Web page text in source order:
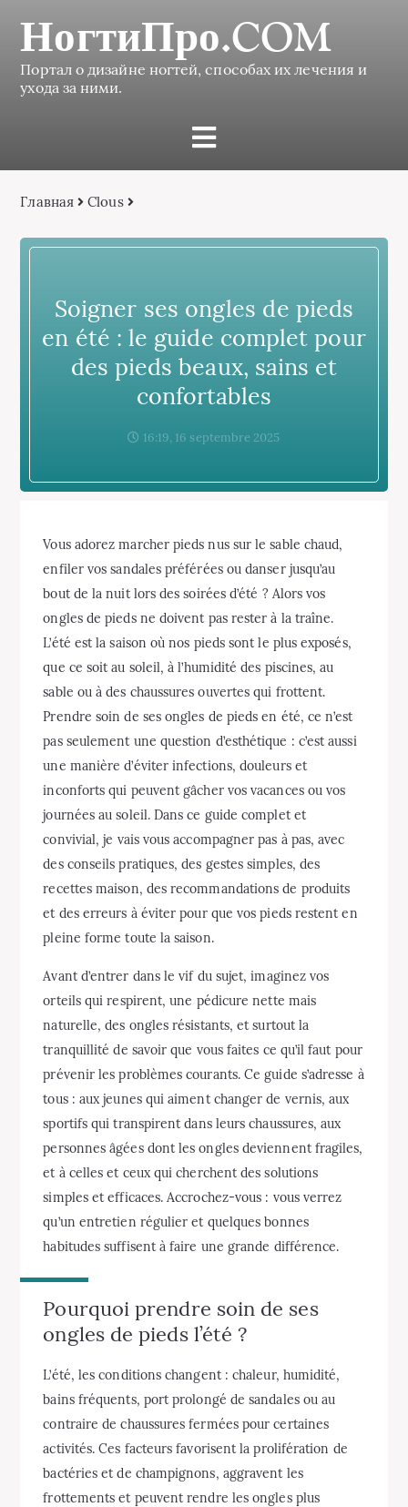
НогтиПро.COM
Портал о дизайне ногтей, способах их лечения и
ухода за ними.
Главная Clous
Soigner ses ongles de pieds
en été : le guide complet pour
des pieds beaux, sains et
confortables
16:19, 16 septembre 2025
Vous adorez marcher pieds nus sur le sable chaud,
enfiler vos sandales préférées ou danser jusqu’au
bout de la nuit lors des soirées d’été ? Alors vos
ongles de pieds ne doivent pas rester à la traîne.
L’été est la saison où nos pieds sont le plus exposés,
que ce soit au soleil, à l’humidité des piscines, au
sable ou à des chaussures ouvertes qui frottent.
Prendre soin de ses ongles de pieds en été, ce n’est
pas seulement une question d’esthétique : c’est aussi
une manière d’éviter infections, douleurs et
inconforts qui peuvent gâcher vos vacances ou vos
journées au soleil. Dans ce guide complet et
convivial, je vais vous accompagner pas à pas, avec
des conseils pratiques, des gestes simples, des
recettes maison, des recommandations de produits
et des erreurs à éviter pour que vos pieds restent en
pleine forme toute la saison.
Avant d’entrer dans le vif du sujet, imaginez vos
orteils qui respirent, une pédicure nette mais
naturelle, des ongles résistants, et surtout la
tranquillité de savoir que vous faites ce qu’il faut pour
prévenir les problèmes courants. Ce guide s’adresse à
tous : aux jeunes qui aiment changer de vernis, aux
sportifs qui transpirent dans leurs chaussures, aux
personnes âgées dont les ongles deviennent fragiles,
et à celles et ceux qui cherchent des solutions
simples et efficaces. Accrochez-vous : vous verrez
qu’un entretien régulier et quelques bonnes
habitudes suffisent à faire une grande différence.
Pourquoi prendre soin de ses
ongles de pieds l’été ?
L’été, les conditions changent : chaleur, humidité,
bains fréquents, port prolongé de sandales ou au
contraire de chaussures fermées pour certaines
activités. Ces facteurs favorisent la prolifération de
bactéries et de champignons, aggravent les
frottements et peuvent rendre les ongles plus